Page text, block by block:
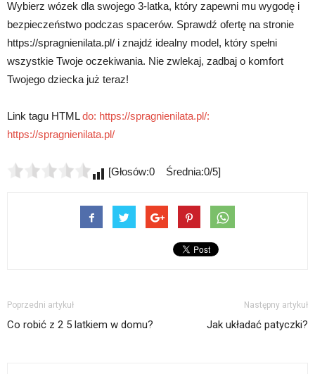
Wybierz wózek dla swojego 3-latka, który zapewni mu wygodę i
bezpieczeństwo podczas spacerów. Sprawdź ofertę na stronie
https://spragnienilata.pl/ i znajdź idealny model, który spełni
wszystkie Twoje oczekiwania. Nie zwlekaj, zadbaj o komfort
Twojego dziecka już teraz!
Link tagu HTMLdo: https://spragnienilata.pl/:
https://spragnienilata.pl/
[Głosów:0 Średnia:0/5]
Poprzedni artykuł
Co robić z 2 5 latkiem w domu?
Następny artykuł
Jak układać patyczki?